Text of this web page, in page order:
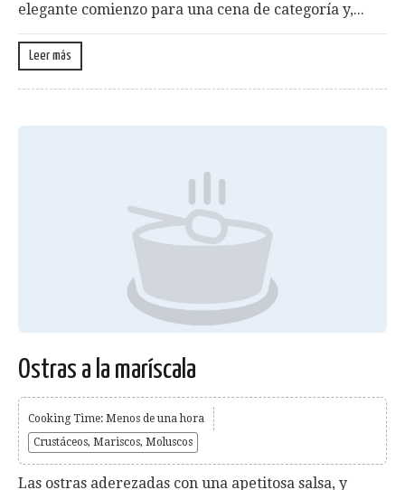
elegante comienzo para una cena de categoría y,...
Leer más
Ostras a la maríscala
Cooking Time: Menos de una hora
Crustáceos, Mariscos, Moluscos
Las ostras aderezadas con una apetitosa salsa, y